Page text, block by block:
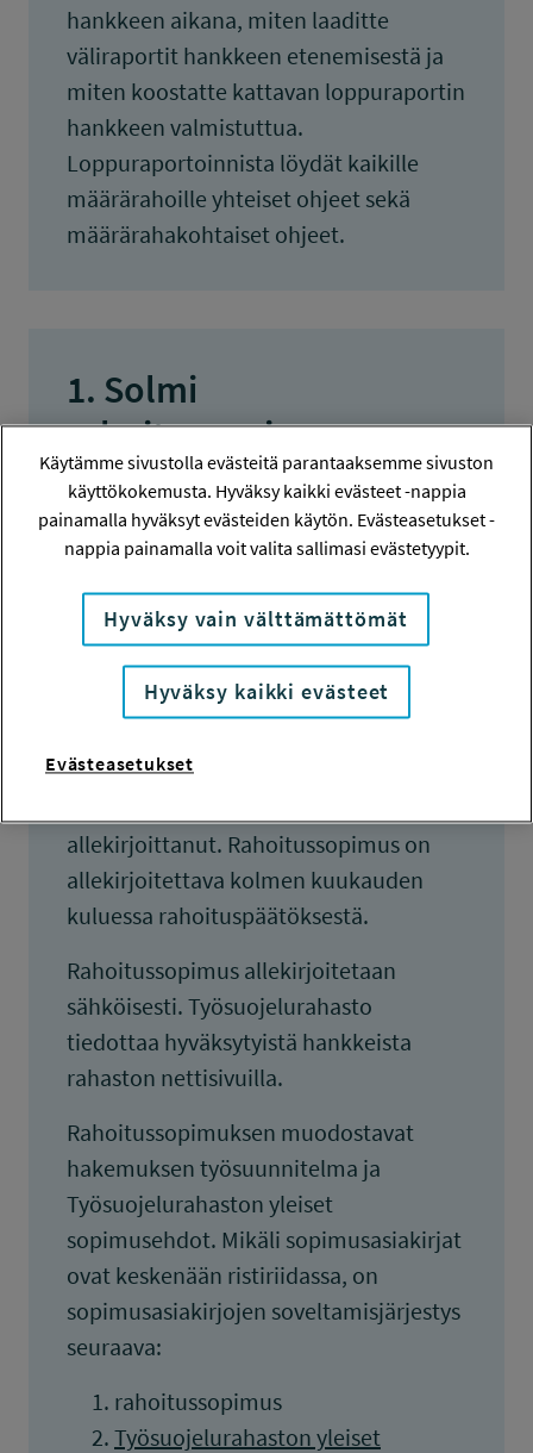
hankkeen aikana, miten laaditte
väliraportit hankkeen etenemisestä ja
miten koostatte kattavan loppuraportin
hankkeen valmistuttua.
Loppuraportoinnista löydät kaikille
määrärahoille yhteiset ohjeet sekä
määrärahakohtaiset ohjeet.
1. Solmi
rahoitussopimus
Työsuojelurahaston
kanssa
Solmimme rahoituksen saaneiden
organisaatioiden kanssa
rahoitussopimuksen, jossa määritetään
mm. hankkeen läpiviennin,
yksityiskohdat. Rahoitussopimus on
allekirjoittanut. Rahoitussopimus on
allekirjoitettava kolmen kuukauden
kuluessa rahoituspäätöksestä.
Rahoitussopimus allekirjoitetaan
sähköisesti. Työsuojelurahasto
tiedottaa hyväksytyistä hankkeista
rahaston nettisivuilla.
Rahoitussopimuksen muodostavat
hakemuksen työsuunnitelma ja
Työsuojelurahaston yleiset
sopimusehdot. Mikäli sopimusasiakirjat
ovat keskenään ristiriidassa, on
sopimusasiakirjojen soveltamisjärjestys
seuraava:
rahoitussopimus
Työsuojelurahaston yleiset
Käytämme sivustolla evästeitä parantaaksemme sivuston
käyttökokemusta. Hyväksy kaikki evästeet -nappia
painamalla hyväksyt evästeiden käytön. Evästeasetukset -
nappia painamalla voit valita sallimasi evästetyypit.
Hyväksy vain välttämättömät
Hyväksy kaikki evästeet
Evästeasetukset